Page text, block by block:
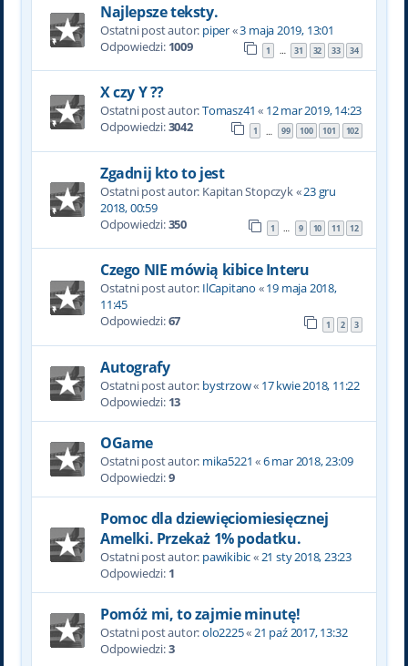
Najlepsze teksty.
Ostatni post autor: piper«3 maja 2019, 13:01
Odpowiedzi: 1009 1 … 31 32 33 34
X czy Y ??
Ostatni post autor:Tomasz41 « 12 mar 2019, 14:23
Odpowiedzi:3042 1 … 99 100 101 102
Zgadnij kto to jest
Ostatni post autor: Kapitan Stopczyk«23 gru
2018, 00:59
Odpowiedzi:350 1 … 9 10 11 12
Czego NIE mówią kibice Interu
Ostatni post autor: IlCapitano «19 maja 2018,
11:45
Odpowiedzi:67 1 2 3
Autografy
Ostatni post autor: bystrzow« 17 kwie 2018, 11:22
Odpowiedzi: 13
OGame
Ostatni post autor: mika5221 «6 mar 2018, 23:09
Odpowiedzi:9
Pomoc dla dziewięciomiesięcznej
Amelki. Przekaż 1% podatku.
Ostatni post autor: pawikibic«21 sty 2018, 23:23
Odpowiedzi: 1
Pomóż mi, to zajmie minutę!
Ostatni post autor:olo2225«21 paź 2017, 13:32
Odpowiedzi:3